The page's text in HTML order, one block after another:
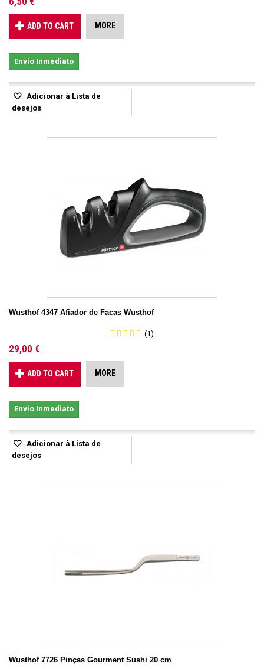
ADD TO CART MORE
Envio Inmediato
Adicionar à Lista de
desejos
Wusthof 4347 Afiador de Facas Wusthof
(1)
29,00 €
ADD TO CART MORE
Envio Inmediato
Adicionar à Lista de
desejos
Wusthof 7726 Pinças Gourment Sushi 20 cm